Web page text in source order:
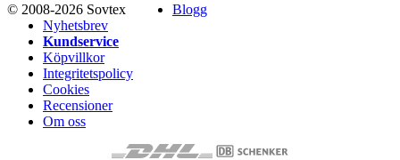
© 2008-2026 Sovtex
Blogg
Nyhetsbrev
Kundservice
Köpvillkor
Integritetspolicy
Cookies
Recensioner
Om oss